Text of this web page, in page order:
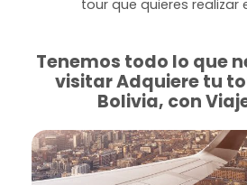
tour que quieres realizar
Tenemos todo lo que
visitar Adquiere tu
Bolivia, con